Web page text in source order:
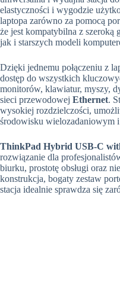
elastyczności i wygodzie
laptopa zarówno za pomocą
że jest kompatybilna z szeroką
jak i starszych modeli
Dzięki jednemu połączeniu z
dostęp do wszystkich
monitorów, klawiatur, myszy,
sieci przewodowej Ethernet.
wysokiej rozdzielczości,
środowisku wielozadaniowym
ThinkPad Hybrid USB-C
rozwiązanie dla
biurku, prostotę obsługi oraz
konstrukcja, bogaty zestaw
stacja idealnie sprawdza się